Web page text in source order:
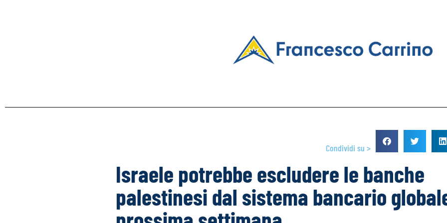
Condividi su >
Israele potrebbe escludere le banche
palestinesi dal sistema bancario